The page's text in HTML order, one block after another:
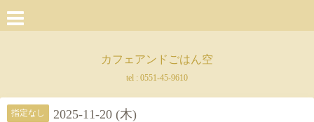
カフェアンドごはん空
tel : 0551-45-9610
指定なし 2025-11-20 (木)